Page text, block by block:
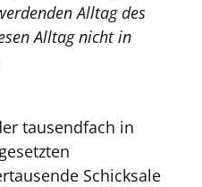
Alltag des
Alltag nicht in
tausendfach in
Schicksale